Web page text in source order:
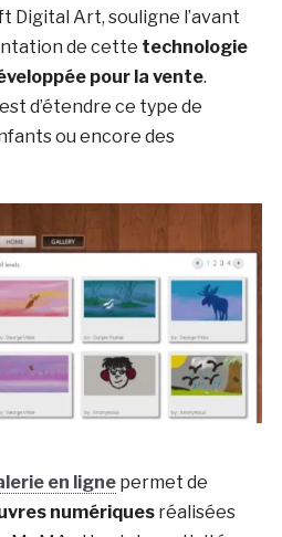
Digital Art, souligne l’avant
de cette technologie
pour la vente.
d’étendre ce type de
ou encore des
en lignepermet de
numériquesréalisées